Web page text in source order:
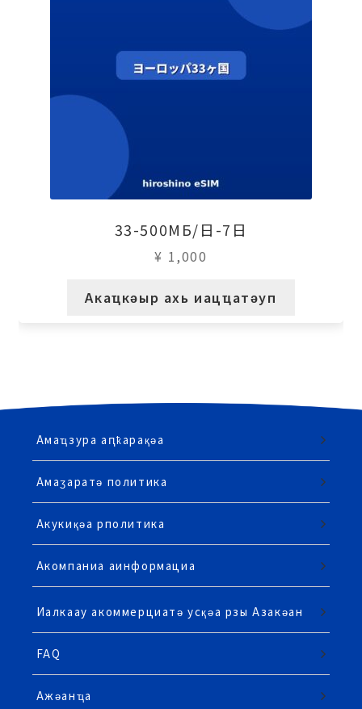
33-500МБ/日-7日
¥ 1,000
Акаҵкәыр ахь иацҵатәуп
Амаҵзура аԥҟарақәа
Амаӡаратә политика
Акукиқәа рполитика
Акомпаниа аинформациа
Иалкаау акоммерциатә усқәа рзы Азакәан
FAQ
Ажәанҵа